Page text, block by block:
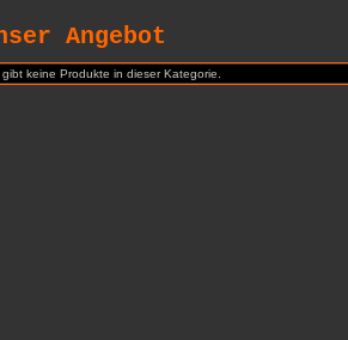
Angebot
gibt keine Produkte in dieser Kategorie.